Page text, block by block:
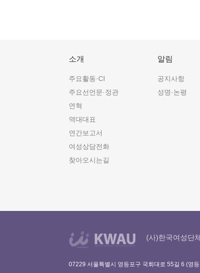
소개
주요활동·CI
주요선언문·정관
연혁
역대대표
연간보고서
여성상담전화
찾아오시는길
알림
공지사항
성명·논평
(사)한국여성단
07229 서울특별시 영등포구 국회대로 55길 6 (영